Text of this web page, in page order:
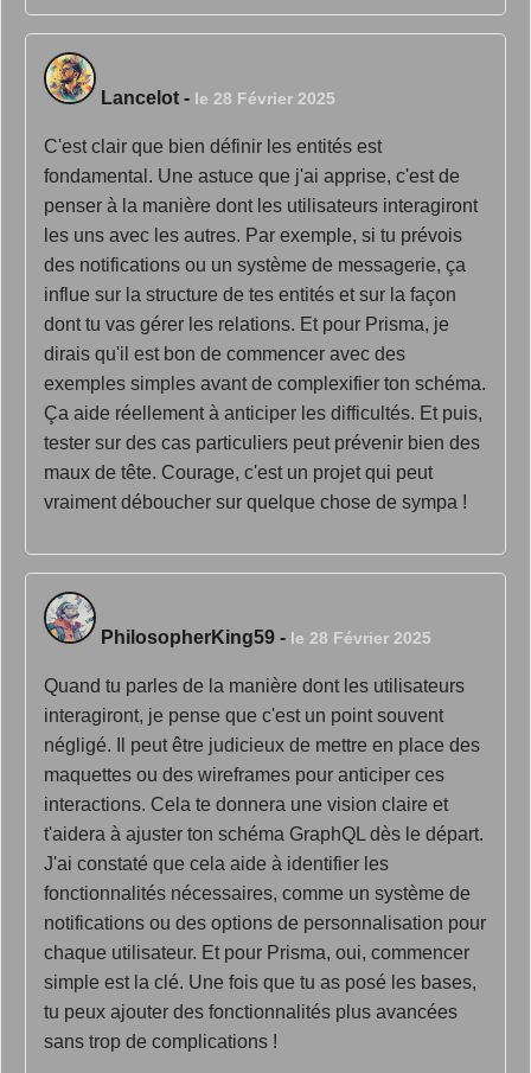
Lancelot - le 28 Février 2025
C'est clair que bien définir les entités est
fondamental. Une astuce que j'ai apprise, c'est de
penser à la manière dont les utilisateurs interagiront
les uns avec les autres. Par exemple, si tu prévois
des notifications ou un système de messagerie, ça
influe sur la structure de tes entités et sur la façon
dont tu vas gérer les relations. Et pour Prisma, je
dirais qu'il est bon de commencer avec des
exemples simples avant de complexifier ton schéma.
Ça aide réellement à anticiper les difficultés. Et puis,
tester sur des cas particuliers peut prévenir bien des
maux de tête. Courage, c'est un projet qui peut
vraiment déboucher sur quelque chose de sympa !
PhilosopherKing59 - le 28 Février 2025
Quand tu parles de la manière dont les utilisateurs
interagiront, je pense que c'est un point souvent
négligé. Il peut être judicieux de mettre en place des
maquettes ou des wireframes pour anticiper ces
interactions. Cela te donnera une vision claire et
t'aidera à ajuster ton schéma GraphQL dès le départ.
J'ai constaté que cela aide à identifier les
fonctionnalités nécessaires, comme un système de
notifications ou des options de personnalisation pour
chaque utilisateur. Et pour Prisma, oui, commencer
simple est la clé. Une fois que tu as posé les bases,
tu peux ajouter des fonctionnalités plus avancées
sans trop de complications !